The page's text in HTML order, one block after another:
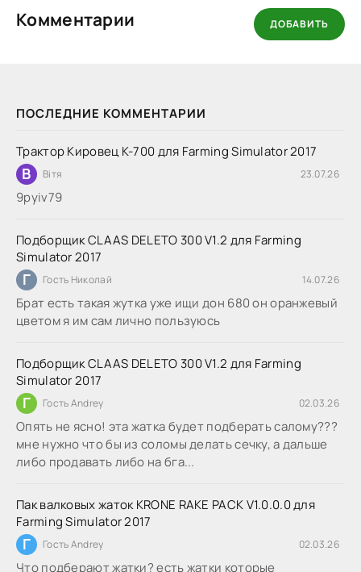
ПОСЛЕДНИЕ КОММЕНТАРИИ
Трактор Кировец К-700 для Farming Simulator 2017
В Вітя 23.07.26
9руіv79
Подборщик CLAAS DELETO 300 V1.2 для Farming
Simulator 2017
Г Гость Николай 14.07.26
Брат есть такая жутка уже ищи дон 680 он оранжевый
цветом я им сам лично пользуюсь
Подборщик CLAAS DELETO 300 V1.2 для Farming
Simulator 2017
Г Гость Andrey 02.03.26
Опять не ясно! эта жатка будет подберать салому???
мне нужно что бы из соломы делать сечку, а дальше
либо продавать либо на бга...
Пак валковых жаток KRONE RAKE PACK V1.0.0.0 для
Farming Simulator 2017
Г Гость Andrey 02.03.26
Что подберают жатки? есть жатки которые
Комментарии ДОБАВИТЬ